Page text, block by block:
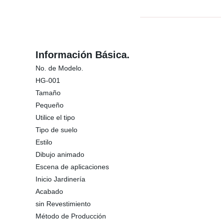
Información Básica.
No. de Modelo.
HG-001
Tamaño
Pequeño
Utilice el tipo
Tipo de suelo
Estilo
Dibujo animado
Escena de aplicaciones
Inicio Jardinería
Acabado
sin Revestimiento
Método de Producción